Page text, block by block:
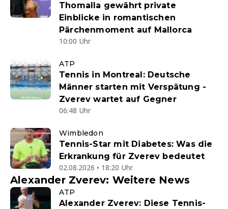
Thomalla gewährt private
Einblicke in romantischen
Pärchenmoment auf Mallorca
10:00 Uhr
ATP
Tennis in Montreal: Deutsche
Männer starten mit Verspätung -
Zverev wartet auf Gegner
06:48 Uhr
Wimbledon
Tennis-Star mit Diabetes: Was die
Erkrankung für Zverev bedeutet
02.08.2026 • 18:20 Uhr
Alexander Zverev: Weitere News
ATP
Alexander Zverev: Diese Tennis-